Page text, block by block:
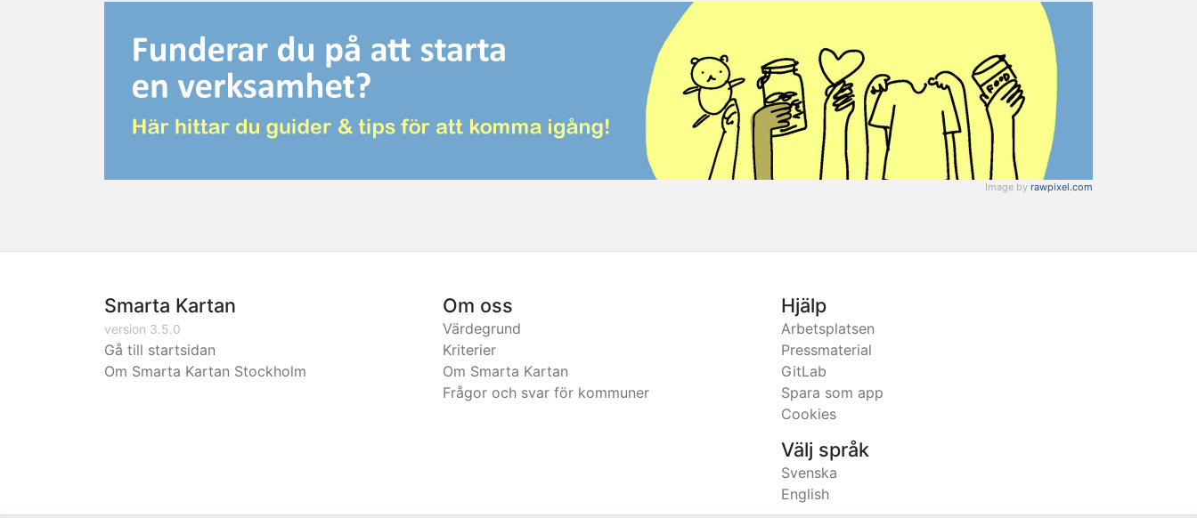
Image by rawpixel.com
Smarta Kartan
version 3.5.0
Gå till startsidan
Om Smarta Kartan Stockholm
Om oss
Värdegrund
Kriterier
Om Smarta Kartan
Frågor och svar för kommuner
Hjälp
Arbetsplatsen
Pressmaterial
GitLab
Spara som app
Cookies
Välj språk
Svenska
English